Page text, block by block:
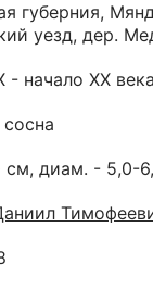
губерния,
уезд, дер.
- начало XX века
см, диам. - 5,0-